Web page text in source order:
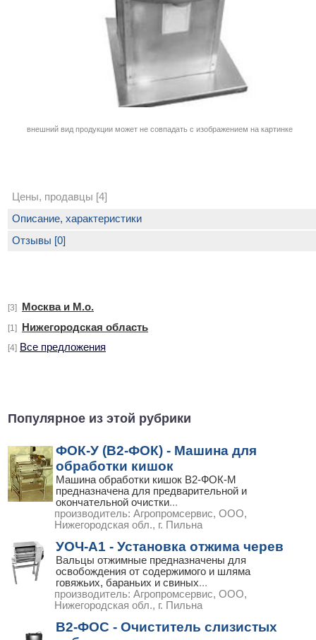
внешний вид продукции может не совпадать с изображением на картинке
Цены, продавцы [4]
[3] Москва и М.о.
[1] Нижегородская область
[4] Все предложения
Описание, характеристики
Отзывы [0]
Популярное из этой рубрики
ФОК-У (В2-ФОК) - Машина для
обработки кишок
Машина обработки кишок В2-ФОК-М
предназначена для предварительной и
окончательной очистки...
производитель: Агропромсервис, ООО,
Нижегородская обл., г. Пильна
УОЧ-А1 - Установка отжима черев
Вальцы отжимные предназначены для
освобождения от содержимого и шляма
говяжьих, бараньих и свиных...
производитель: Агропромсервис, ООО,
Нижегородская обл., г. Пильна
В2-ФОС - Очиститель слизистых